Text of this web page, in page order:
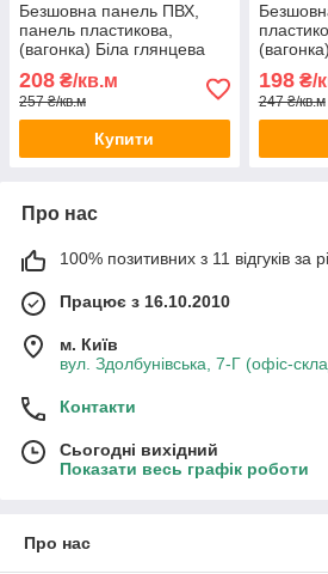
Безшовна панель ПВХ,
панель пластикова,
(вагонка) Біла глянцева
250х6000х8 мм.
208 ₴/кв.м
257 ₴/кв.м
Купити
198₴/
247 ₴/кв.м
Про нас
100% позитивних з 11 відгуків за
Працює з 16.10.2010
м. Київ
вул. Здолбунівська, 7-Г (офіс-
Контакти
Сьогодні вихідний
Показати весь графік роботи
Про нас